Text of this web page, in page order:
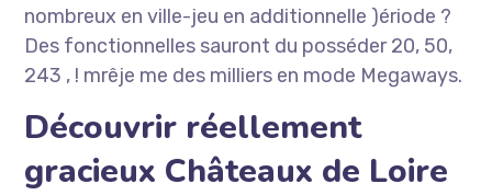
nombreux en ville-jeu en additionnelle )ériode ?
Des fonctionnelles sauront du posséder 20, 50,
243 , ! mrêje me des milliers en mode Megaways.
Découvrir réellement
gracieux Châteaux de Loire